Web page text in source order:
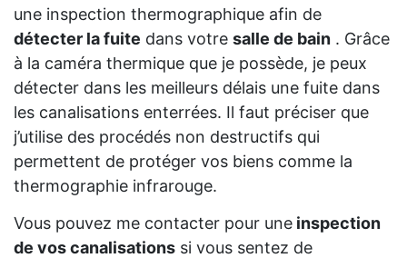
une inspection thermographique afin de
détecter la fuite dans votre salle de bain . Grâce
à la caméra thermique que je possède, je peux
détecter dans les meilleurs délais une fuite dans
les canalisations enterrées. Il faut préciser que
j’utilise des procédés non destructifs qui
permettent de protéger vos biens comme la
thermographie infrarouge.
Vous pouvez me contacter pour une inspection
de vos canalisations si vous sentez de